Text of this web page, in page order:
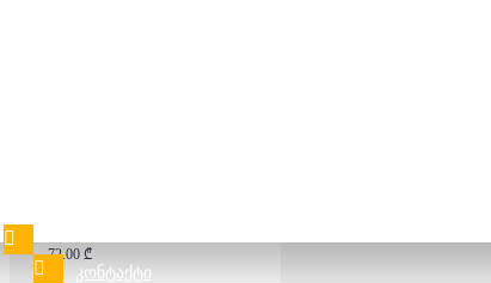
ᲙᲝᲜᲢᲐᲥᲢᲘ
72.00 ₾